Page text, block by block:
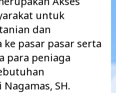
untuk
dan
pasar pasar serta
para peniaga
SH.